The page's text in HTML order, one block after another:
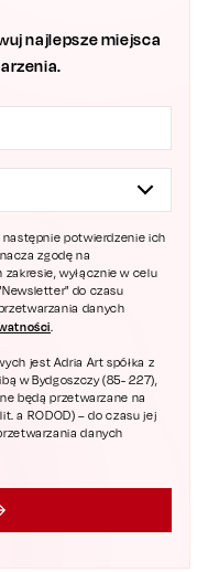
najlepsze miejsca
potwierdzenie ich
zgodę na
wyłącznie w celu
do czasu
danych
.
jest Adria Art spółka z
w Bydgoszczy (85- 227),
będą przetwarzane na
a RODOD) – do czasu jej
danych